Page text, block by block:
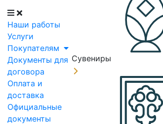
Наши работы
Услуги
Покупателям
Документы для
договора
Оплата и
доставка
Официальные
документы
Сувениры